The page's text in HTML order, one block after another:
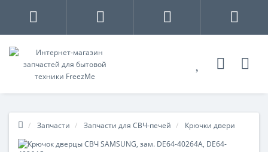
Запчасти Запчасти для СВЧ-печей Крючки двери